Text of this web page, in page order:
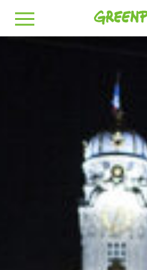
Greenpeace
MENU